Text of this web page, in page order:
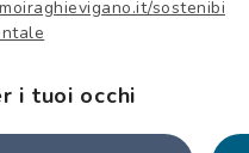
sostenibi
i tuoi occhi